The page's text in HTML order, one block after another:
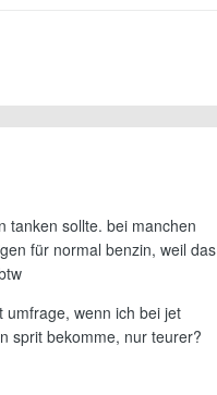
tanken sollte. bei manchen
für normal benzin, weil das
wenn ich bei jet
sprit bekomme, nur teurer?